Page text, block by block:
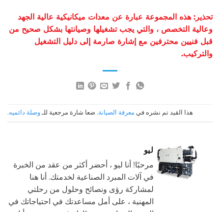
تحذير: هذه المجموعة عبارة عن معدات ميكانيكية عالية الجهد
وعالية التخصص ، والتي يجب تشغيلها وصيانتها بشكل صحيح من
قبل فنيين محترفين مع إشارة صارمة إلى دليل التشغيل
والتركيب.
هذا القيد تم نشره في معرفة الصيانة. ضعا شارة مرجعية للـوصلة دائميه.
ليو
مرحبًا! أنا ليو ، أحضر أكثر من عقد من الخبرة
في آلات المبرد الصناعية لخدمتك. أنا هنا
لمشاركة رؤى ونصائح وحلول من رحلتي
المهنية ، على أمل مساعدتك في احتياجاتك في